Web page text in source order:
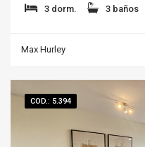
3 dorm. 3 baños
Max Hurley
COD.: 5.394